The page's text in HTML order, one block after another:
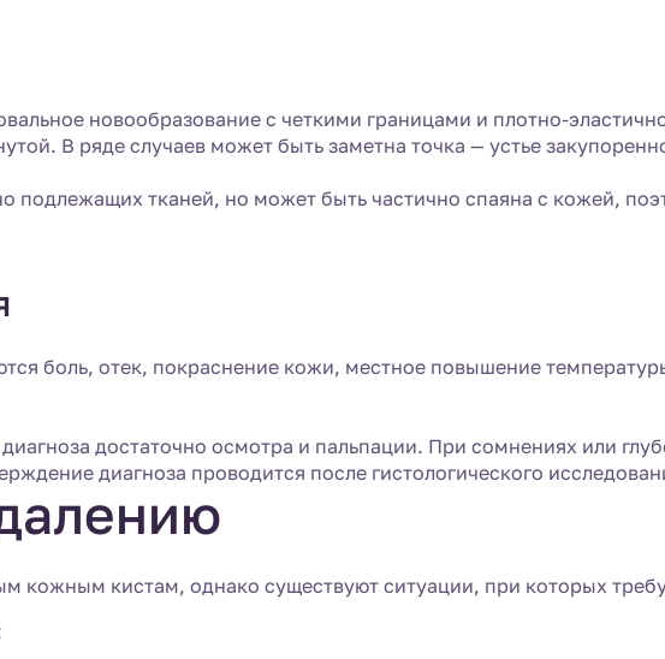
новообразование с четкими границами и плотно-
В ряде случаев может быть заметна точка — устье
подлежащих тканей, но может быть частично спаяна с кожей,
боль, отек, покраснение кожи, местное повышение
достаточно осмотра и пальпации. При сомнениях или
диагноза проводится после гистологического
кожным кистам, однако существуют ситуации, при которых